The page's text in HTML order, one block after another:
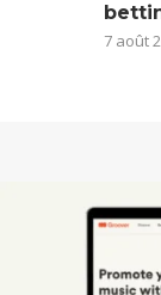
7 août